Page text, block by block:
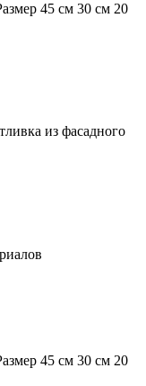
45 см 30 см 20
из фасадного
45 см 30 см 20